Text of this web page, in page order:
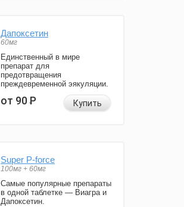
Дапоксетин
60мг
Единственный в мире
препарат для
предотвращения
преждевременной эякуляции.
от 90Р Купить
Super P-force
100мг + 60мг
Самые популярные препараты
в одной таблетке — Виагра и
Дапоксетин.